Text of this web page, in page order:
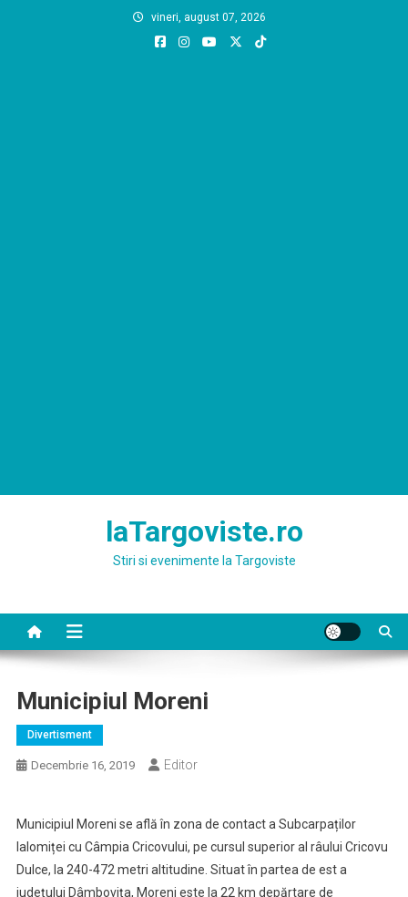
vineri, august 07, 2026
laTargoviste.ro
Stiri si evenimente la Targoviste
Municipiul Moreni
Divertisment
Decembrie 16, 2019 Editor
Municipiul Moreni se află în zona de contact a Subcarpaților
Ialomiței cu Câmpia Cricovului, pe cursul superior al râului Cricovu
Dulce, la 240-472 metri altitudine. Situat în partea de est a
județului Dâmbovița, Moreni este la 22 km depărtare de